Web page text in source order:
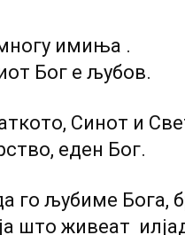
имиња .
Бог е љубов.
Синот и
еден Бог.
го љубиме Бога,
што живеат